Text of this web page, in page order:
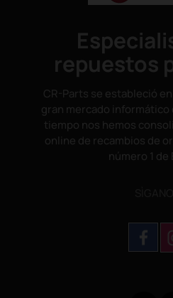
repuestos
CR-Parts se estableció
gran mercado informático
tiempo nos hemos
online de recambios de
número 1 de